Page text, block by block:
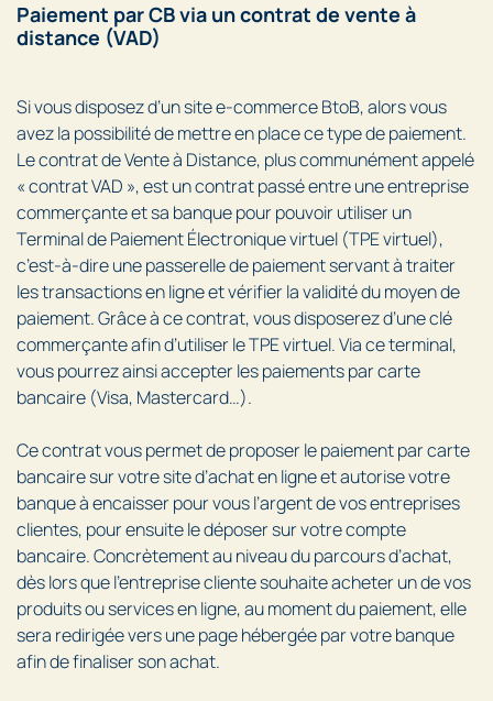
Paiement par CB via un contrat de vente à
distance (VAD)
Si vous disposez d’un site e-commerce BtoB, alors vous
avez la possibilité de mettre en place ce type de paiement.
Le contrat de Vente à Distance, plus communément appelé
« contrat VAD », est un contrat passé entre une entreprise
commerçante et sa banque pour pouvoir utiliser un
Terminal de Paiement Électronique virtuel (TPE virtuel),
c’est-à-dire une passerelle de paiement servant à traiter
les transactions en ligne et vérifier la validité du moyen de
paiement. Grâce à ce contrat, vous disposerez d’une clé
commerçante afin d’utiliser le TPE virtuel. Via ce terminal,
vous pourrez ainsi accepter les paiements par carte
bancaire (Visa, Mastercard…).
Ce contrat vous permet de proposer le paiement par carte
bancaire sur votre site d’achat en ligne et autorise votre
banque à encaisser pour vous l’argent de vos entreprises
clientes, pour ensuite le déposer sur votre compte
bancaire. Concrètement au niveau du parcours d’achat,
dès lors que l’entreprise cliente souhaite acheter un de vos
produits ou services en ligne, au moment du paiement, elle
sera redirigée vers une page hébergée par votre banque
afin de finaliser son achat.